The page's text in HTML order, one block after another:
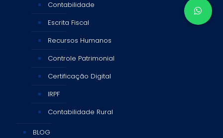
Contabilidade
Escrita Fiscal
Recursos Humanos
Controle Patrimonial
Certificação Digital
IRPF
Contabilidade Rural
BLOG